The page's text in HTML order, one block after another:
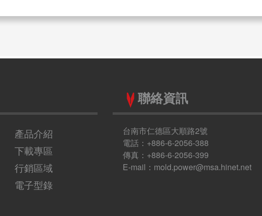
產品介紹
下載專區
行銷區域
電子型錄
聯絡資訊
台南市仁德區大順路2號
電話：+886-6-2056-388
傳真：+886-6-2056-399
E-mail： mold.power@msa.hinet.net